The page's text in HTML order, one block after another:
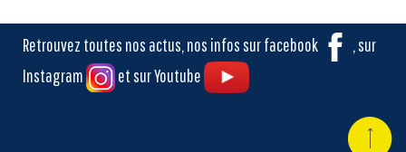
Retrouvez toutes nos actus, nos infos sur facebook
, sur
Instagram
et sur Youtube